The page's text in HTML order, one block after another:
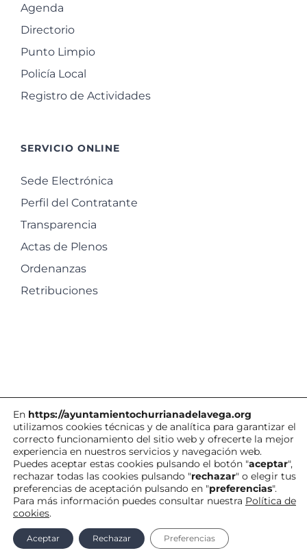
Agenda
Directorio
Punto Limpio
Policía Local
Registro de Actividades
SERVICIO ONLINE
Sede Electrónica
Perfil del Contratante
Transparencia
Actas de Plenos
Ordenanzas
Retribuciones
©Ayuntamiento de Churriana de la Vega| Todos los derechos
reservados |Política de Cookies|Aviso
Legal|Contacto|
Facebook
X YouTubeCorreo
electrónico
Vimeo WhatsApp
En https://ayuntamientochurrianadelavega.org
utilizamos cookies técnicas y de analítica para garantizar el
correcto funcionamiento del sitio web y ofrecerte la mejor
experiencia en nuestros servicios y navegación web.
Puedes aceptar estas cookies pulsando el botón "aceptar",
rechazar todas las cookies pulsando "rechazar" o elegir tus
preferencias de aceptación pulsando en "preferencias".
Para más información puedes consultar nuestra Política de
cookies.
Aceptar Rechazar Preferencias